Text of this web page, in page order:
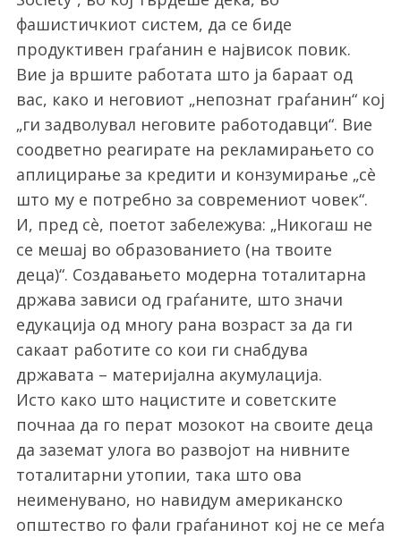
фашистичкиот систем, да се биде
продуктивен граѓанин е највисок повик.
Вие ја вршите работата што ја бараат од
вас, како и неговиот „непознат граѓанин“ кој
„ги задволувал неговите работодавци“. Вие
соодветно реагирате на рекламирањето со
аплицирање за кредити и конзумирање „сè
што му е потребно за современиот човек“.
И, пред сè, поетот забележува: „Никогаш не
се мешај во образованието (на твоите
деца)“. Создавањето модерна тоталитарна
држава зависи од граѓаните, што значи
едукација од многу рана возраст за да ги
сакаат работите со кои ги снабдува
државата – материјална акумулација.
Исто како што нацистите и советските
почнаа да го перат мозокот на своите деца
да заземат улога во развојот на нивните
тоталитарни утопии, така што ова
неименувано, но навидум американско
општество го фали граѓанинот кој не се меѓа